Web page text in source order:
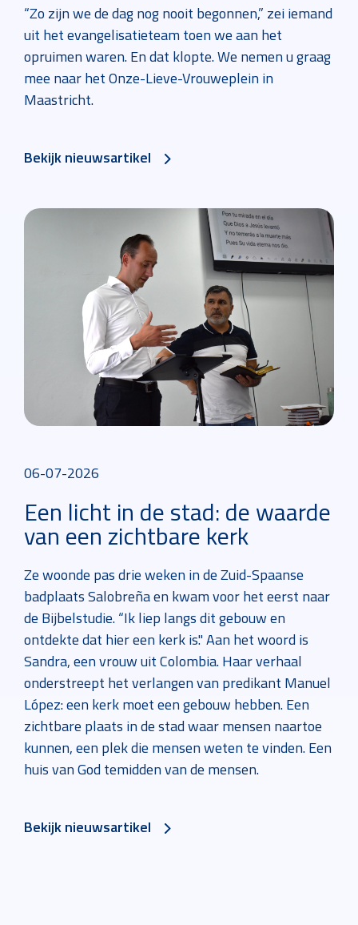
“Zo zijn we de dag nog nooit begonnen,” zei iemand
uit het evangelisatieteam toen we aan het
opruimen waren. En dat klopte. We nemen u graag
mee naar het Onze-Lieve-Vrouweplein in
Maastricht.
Bekijk nieuwsartikel
06-07-2026
Een licht in de stad: de waarde
van een zichtbare kerk
Ze woonde pas drie weken in de Zuid-Spaanse
badplaats Salobreña en kwam voor het eerst naar
de Bijbelstudie. “Ik liep langs dit gebouw en
ontdekte dat hier een kerk is." Aan het woord is
Sandra, een vrouw uit Colombia. Haar verhaal
onderstreept het verlangen van predikant Manuel
López: een kerk moet een gebouw hebben. Een
zichtbare plaats in de stad waar mensen naartoe
kunnen, een plek die mensen weten te vinden. Een
huis van God temidden van de mensen.
Bekijk nieuwsartikel